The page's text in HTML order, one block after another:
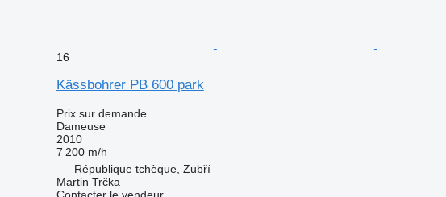
16
Kässbohrer PB 600 park
Prix sur demande
Dameuse
2010
7 200 m/h
République tchèque, Zubří
Martin Trčka
Contacter le vendeur